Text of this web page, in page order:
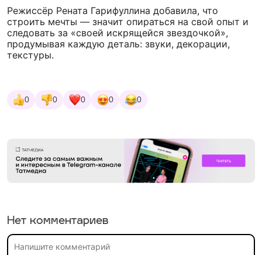
Режиссёр Рената Гарифуллина добавила, что
строить мечты — значит опираться на свой опыт и
следовать за «своей искрящейся звездочкой»,
продумывая каждую деталь: звуки, декорации,
текстуры.
0 0 0 0 0
Нет комментариев